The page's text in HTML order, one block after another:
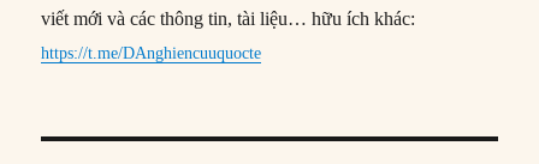
viết mới và các thông tin, tài liệu… hữu ích khác:
https://t.me/DAnghiencuuquocte